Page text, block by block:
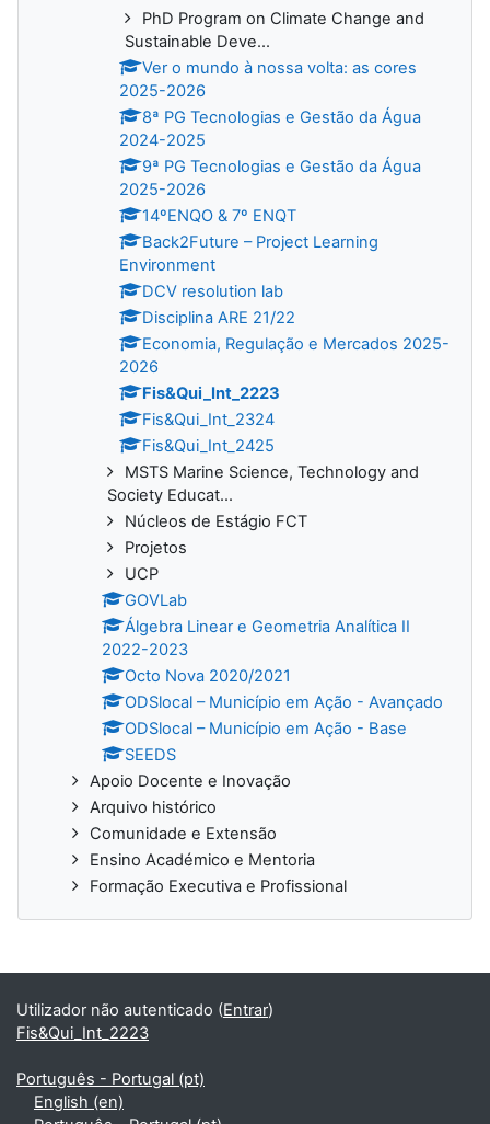
PhD Program on Climate Change and
Sustainable Deve...
Ver o mundo à nossa volta: as cores
2025-2026
8ª PG Tecnologias e Gestão da Água
2024-2025
9ª PG Tecnologias e Gestão da Água
2025-2026
14ºENQO & 7º ENQT
Back2Future – Project Learning
Environment
DCV resolution lab
Disciplina ARE 21/22
Economia, Regulação e Mercados 2025-
2026
Fis&Qui_Int_2223
Fis&Qui_Int_2324
Fis&Qui_Int_2425
MSTS Marine Science, Technology and
Society Educat...
Núcleos de Estágio FCT
Projetos
UCP
GOVLab
Álgebra Linear e Geometria Analítica II
2022-2023
Octo Nova 2020/2021
ODSlocal – Município em Ação - Avançado
ODSlocal – Município em Ação - Base
SEEDS
Apoio Docente e Inovação
Arquivo histórico
Comunidade e Extensão
Ensino Académico e Mentoria
Formação Executiva e Profissional
Utilizador não autenticado (Entrar)
Fis&Qui_Int_2223
Português - Portugal ‎(pt)‎
English ‎(en)‎